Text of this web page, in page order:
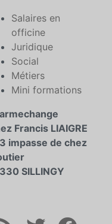
Salaires en
officine
Juridique
Social
Métiers
Mini formations
Francis LIAIGRE
impasse de chez
SILLINGY